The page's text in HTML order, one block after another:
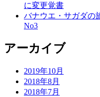
に変更覚書
バナウエ・サガダの
No3
アーカイブ
2019年10月
2018年8月
2018年7月